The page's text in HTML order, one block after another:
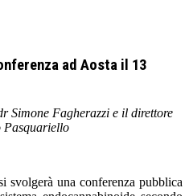
ad Aosta il 13
Simone Fagherazzi e il direttore
Pasquariello
svolgerà una conferenza pubblica